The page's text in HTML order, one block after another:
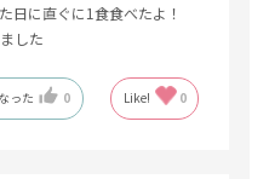
日に直ぐに1食食べたよ！
した
った 0 Like! 0